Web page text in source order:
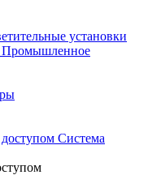
установки
Промышленное
Система